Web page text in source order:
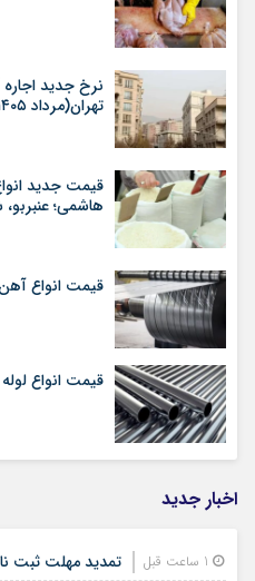
نرخ جدید
تهران(مرداد ۱۴۰۵)
هاشمی؛
قیمت انواع آهن
قیمت انواع لوله فلزی
اخبار جدید
تمدید مهلت ثبت